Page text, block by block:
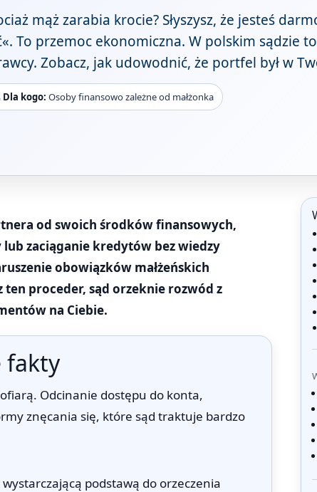
mąż zarabia krocie? Słyszysz, że jesteś
To przemoc ekonomiczna. W polskim sądzie
Zobacz, jak udowodnić, że portfel był w
Dla kogo: Osoby finansowo zależne od małżonka
od swoich środków finansowych,
zaciąganie kredytów bez wiedzy
obowiązków małżeńskich
proceder, sąd orzeknie rozwód z
na Ciebie.
fakty
Odcinanie dostępu do konta,
znęcania się, które sąd traktuje bardzo
podstawą do orzeczenia